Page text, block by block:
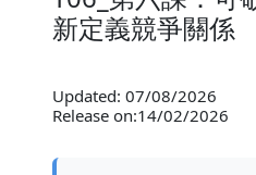
新定義競爭關係
Updated: 07/08/2026
Release on:14/02/2026